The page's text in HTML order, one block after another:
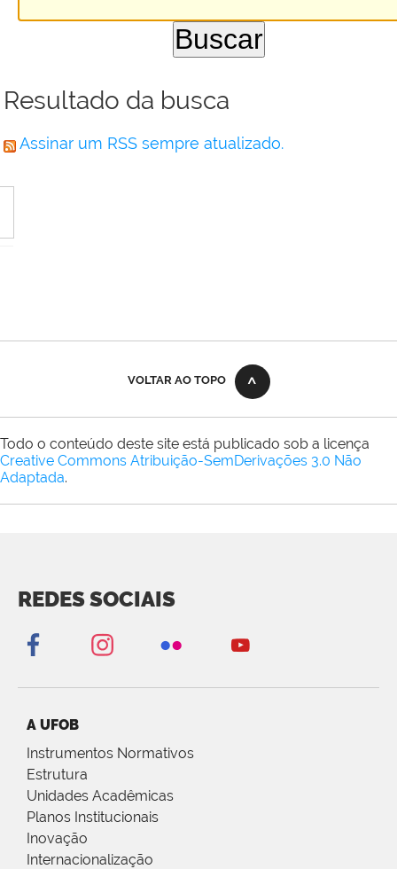
Resultado da busca
Assinar um RSS sempre atualizado.
VOLTAR AO TOPO
Todo o conteúdo deste site está publicado sob a licença
Creative Commons Atribuição-SemDerivações 3.0 Não
Adaptada.
REDES SOCIAIS
A UFOB
Instrumentos Normativos
Estrutura
Unidades Acadêmicas
Planos Institucionais
Inovação
Internacionalização